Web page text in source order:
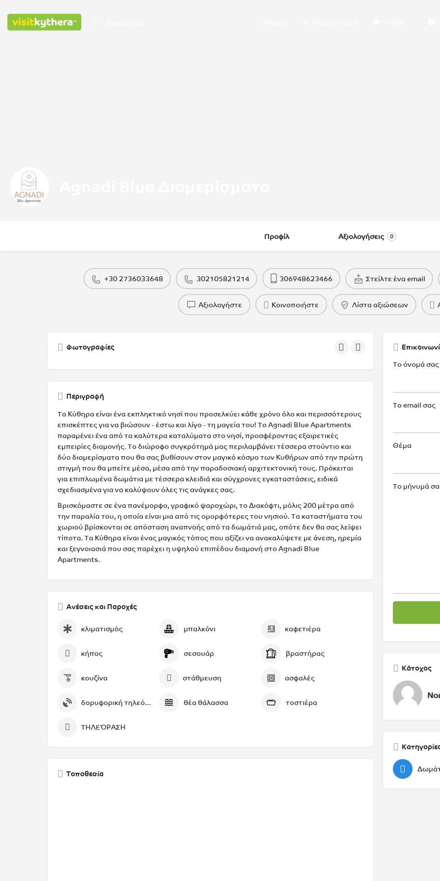
Προφίλ Αξιολογήσεις 0
+30 2736033648 302105821214 306948623466 Στείλτε ένα email
Αξιολογήστε Κοινοποιήστε Λίστα αξιώσεων
Φωτογραφίες
Περιγραφή
Τα Κύθηρα είναι ένα εκπληκτικό νησί που προσελκύει κάθε χρόνο όλο και περισσότερους
επισκέπτες για να βιώσουν - έστω και λίγο - τη μαγεία του! Το Agnadi Blue Apartments
παραμένει ένα από τα καλύτερα καταλύματα στο νησί, προσφέροντας εξαιρετικές
εμπειρίες διαμονής. Το διώροφο συγκρότημά μας περιλαμβάνει τέσσερα στούντιο και
δύο διαμερίσματα που θα σας βυθίσουν στον μαγικό κόσμο των Κυθήρων από την πρώτη
στιγμή που θα μπείτε μέσα, μέσα από την παραδοσιακή αρχιτεκτονική τους. Πρόκειται
για επιπλωμένα δωμάτια με τέσσερα κλειδιά και σύγχρονες εγκαταστάσεις, ειδικά
σχεδιασμένα για να καλύψουν όλες τις ανάγκες σας.
Βρισκόμαστε σε ένα πανέμορφο, γραφικό ψαροχώρι, το Διακόφτι, μόλις 200 μέτρα από
την παραλία του, η οποία είναι μια από τις ομορφότερες του νησιού. Τα καταστήματα του
χωριού βρίσκονται σε απόσταση αναπνοής από τα δωμάτιά μας, οπότε δεν θα σας λείψει
τίποτα. Τα Κύθηρα είναι ένας μαγικός τόπος που αξίζει να ανακαλύψετε με άνεση, ηρεμία
και ξεγνοιασιά που σας παρέχει η υψηλού επιπέδου διαμονή στο Agnadi Blue
Apartments.
Ανέσεις και Παροχές
κλιματισμός μπαλκόνι καφετιέρα
κήπος σεσουάρ βραστήρας
κουζίνα στάθμευση ασφαλές
δορυφορική τηλεόραση θέα θάλασσα τοστιέρα
ΤΗΛΕΌΡΑΣΗ
Τοποθεσία
Το όνομά σας
Το email σας
Θέμα
Το μήνυμά
Κάτοχος